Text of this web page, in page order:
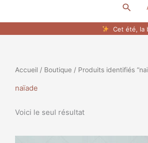
Cet été, la
Accueil/ Boutique/ Produits identifiés
naïade
Voici le seul résultat